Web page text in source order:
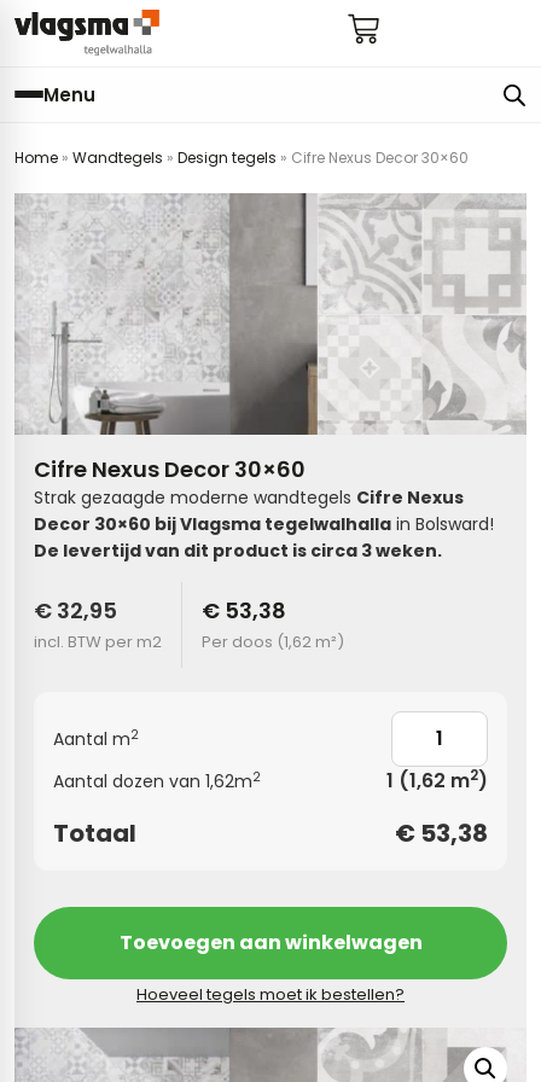
Menu
Home » Wandtegels » Design tegels » Cifre Nexus Decor 30×60
Cifre Nexus Decor 30×60
Strak gezaagde moderne wandtegels Cifre Nexus
Decor 30×60 bij Vlagsma tegelwalhalla in Bolsward!
De levertijd van dit product is circa 3 weken.
€ 32,95
incl. BTW per m2
€ 53,38
Per doos (1,62 m²)
Aantal m2
Aantal dozen van 1,62m2 1 (1,62 m2)
Totaal € 53,38
Toevoegen aan winkelwagen
Hoeveel tegels moet ik bestellen?
badkamer
hal
keuken
toilet
woonkamer
(kloostertegels)
badkamer
bijkeuken
keuken
hal
toilet
betonlook
(tot €25)